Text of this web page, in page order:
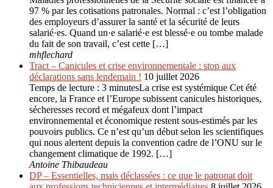
97 % par les cotisations patronales. Normal : c’est l’obligation
des employeurs d’assurer la santé et la sécurité de leurs
salarié·es. Quand un·e salarié·e est blessé·e ou tombe malade
du fait de son travail, c’est cette […]
mhflechard
Tract – Canicules et crise environ­nementale : stop aux
déclarations sans lendemain ! 10 juillet 2026
Temps de lecture : 3 minutesLa crise est systémique Cet été
encore, la France et l’Europe subissent canicules historiques,
sécheresses record et mégafeux dont l’impact
environnemental et économique restent sous-estimés par les
pouvoirs publics. Ce n’est qu’un début selon les scientifiques
qui nous alertent depuis la convention cadre de l’ONU sur le
changement climatique de 1992. […]
Antoine Thibaudeau
DP – Essentielles, mais déclassées : ce que le patronat doit